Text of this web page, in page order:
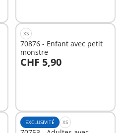
XS
70876 - Enfant avec petit
monstre
CHF 5,90
EXCLUSIVITÉ XS